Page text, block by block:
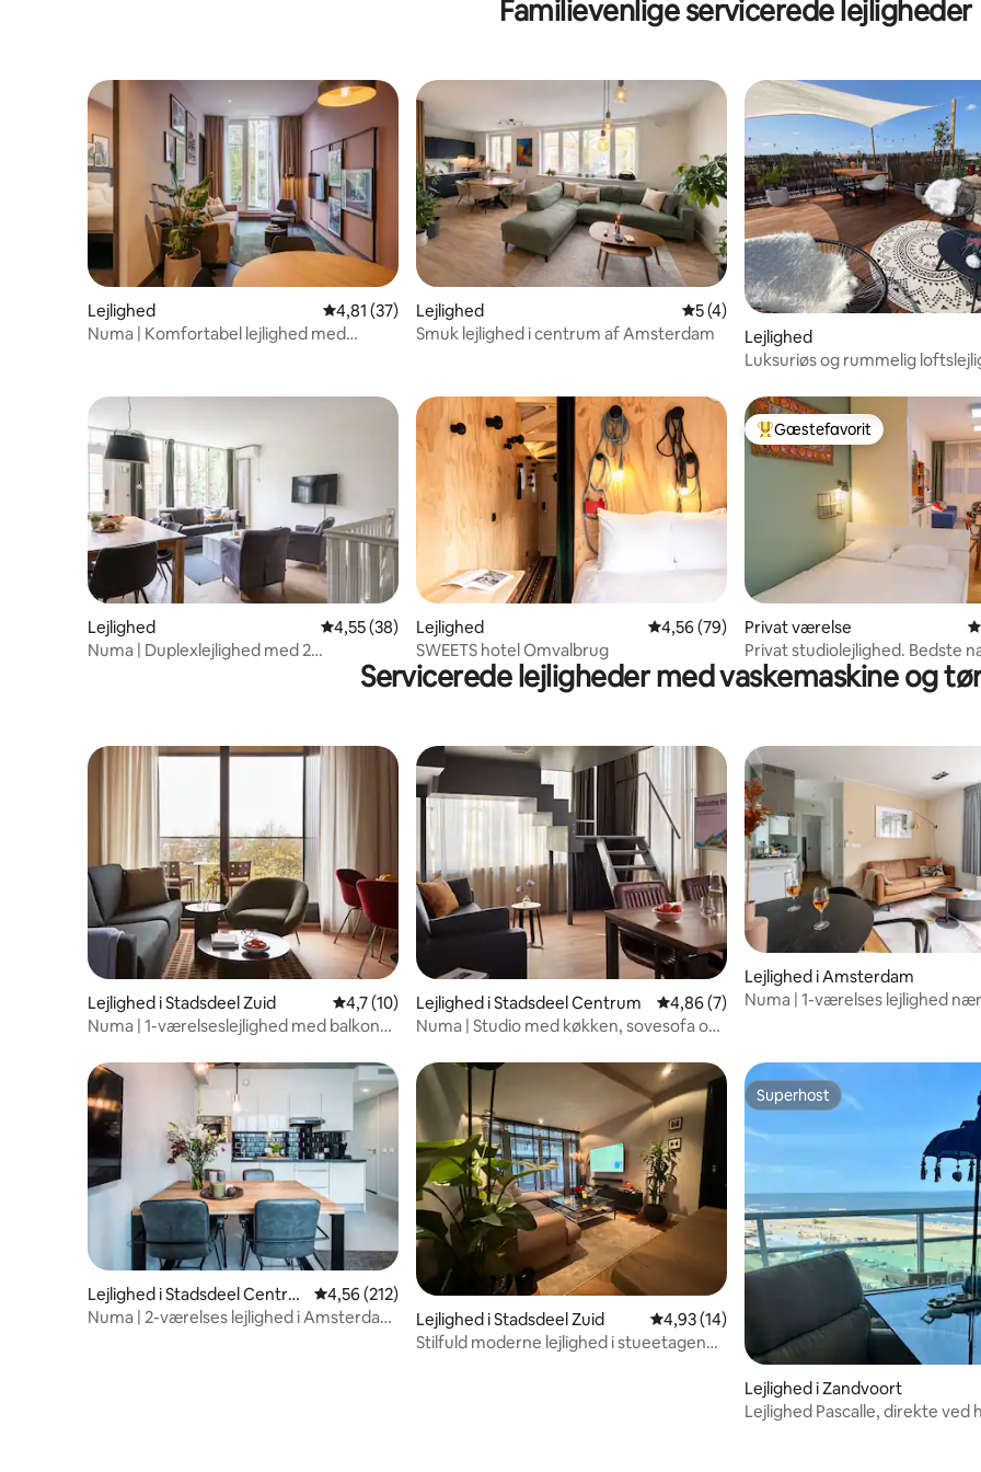
Familievenlige servicerede lejligheder
Lejlighed 4,81 ud af 5 i gennemsnitlig bedømmelse, 37 omtaler
4,81 (37)
Numa | Komfortabel lejlighed med
Lejlighed 5 ud af 5 i gennemsnitlig bedømmelse,
5 (4)
Smuk lejlighed i centrum af Amsterdam
Lejlighed
Luksuriøs og rummelig
Lejlighed 4,55 ud af 5 i gennemsnitlig bedømmelse, 38 omtaler
4,55 (38)
Numa | Duplexlejlighed med 2
Lejlighed 4,56 ud af 5 i gennemsnitlig bedømmelse,
4,56 (79)
SWEETS hotel Omvalbrug
Bedste gæstefavorit
Gæstefavorit
Privat værelse
Privat studiolejlighed. Bedste
Amsterdam
Servicerede lejligheder med vaskemaskine og
Lejlighed i Stadsdeel Zuid 4,7 ud af 5 i gennemsnitlig bedømmelse, 10 omtaler
4,7 (10)
Numa | 1-værelseslejlighed med balkon
Lejlighed i Stadsdeel Centrum 4,86 ud af 5 i gennemsnitlig bedømmelse,
4,86 (7)
Numa | Studio med køkken, sovesofa og
Lejlighed i Amsterdam
Numa | 1-værelses lejlighed nær
Lejlighed i Stadsdeel Centru
m
4,56 ud af 5 i gennemsnitlig bedømmelse, 212 omtaler
4,56 (212)
Numa | 2-værelses lejlighed i Amsterdam
Lejlighed i Stadsdeel Zuid 4,93 ud af 5 i gennemsnitlig bedømmelse,
4,93 (14)
Stilfuld moderne lejlighed i stueetagen
Superhost
Superhost
Lejlighed i Zandvoort
Lejlighed Pascalle, direkte ved